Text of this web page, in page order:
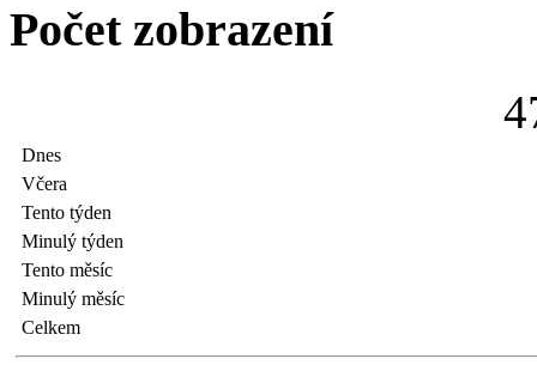
Počet zobrazení
4
Dnes
Včera
Tento týden
Minulý týden
Tento měsíc
Minulý měsíc
Celkem